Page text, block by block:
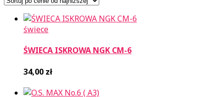
świece
ŚWIECA ISKROWA NGK CM-6
34,00 zł